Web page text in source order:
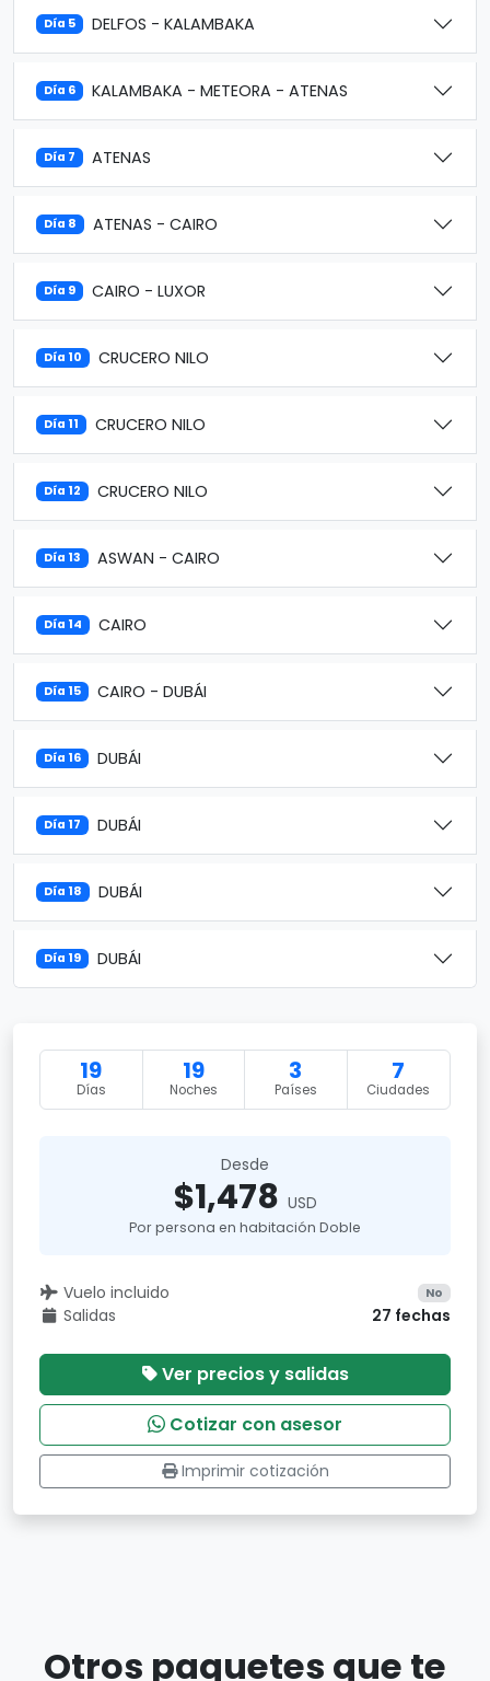
Día 5 DELFOS - KALAMBAKA
Día 6 KALAMBAKA - METEORA - ATENAS
Día 7 ATENAS
Día 8 ATENAS - CAIRO
Día 9 CAIRO - LUXOR
Día 10 CRUCERO NILO
Día 11 CRUCERO NILO
Día 12 CRUCERO NILO
Día 13 ASWAN - CAIRO
Día 14 CAIRO
Día 15 CAIRO - DUBÁI
Día 16 DUBÁI
Día 17 DUBÁI
Día 18 DUBÁI
Día 19 DUBÁI
19
Días
19
Noches
3
Países
7
Ciudades
Desde
$1,478 USD
Por persona en habitación Doble
Vuelo incluido No
Salidas 27 fechas
Ver precios y salidas
Cotizar con asesor
Imprimir cotización
Otros paquetes que te